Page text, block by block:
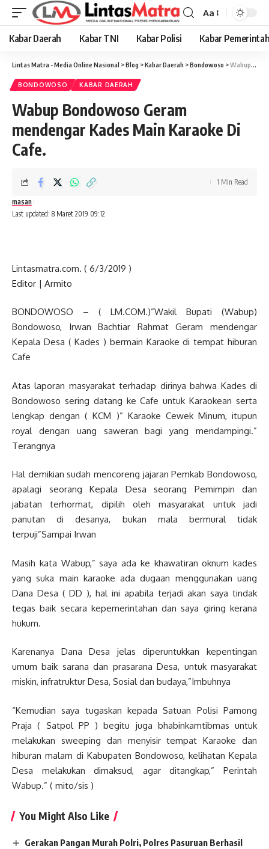
Font
Resizer
Aa
Kabar Daerah Kabar TNI Kabar Polisi Kabar
Lintas Matra - Media Online Nasional >Blog >Kabar Daerah >Bondowoso >Wabup Bondowoso Geram mendengar Kades Main Karaoke Di Cafe.
BONDOWOSO KABAR DAERAH
Wabup Bondowoso Geram
mendengar Kades Main Karaoke Di
Cafe.
Last updated: 8 Maret 2019 09:12
masan
1 Min Read
Lintasmatra.com. ( 6/3/2019 )
Editor | Armito
BONDOWOSO – ( LM.COM.)”Wakil Bupati (Wabup)
Bondowoso, Irwan Bachtiar Rahmat Geram mendengar
Kepala Desa ( Kades ) bermain Karaoke di tempat hiburan
Cafe
Atas laporan masyarakat terhadap dirinya bahwa Kades di
Bondowoso sering datang ke Cafe untuk Karaokean serta
lengkap dengan ( KCM )” Karaoke Cewek Minum, itupun
royal dengan uang saweran bagi yang mendampingi.”
Terangnya
Hal demikian sudah mencoreng jajaran Pemkab Bondowoso,
apalagi seorang Kepala Desa seorang Pemimpin dan
jabatan terhormat, dipilih oleh masyarakat untuk jadi
panutan di desanya, bukan mala bermural tidak
terpuji”Sampai Irwan
Masih kata Wabup,” saya ada ke khawatiran oknum kades
yang suka main karaoke ada dugaan menggunakan uang
Dana Desa ( DD ), hal ini apabila terjadi akan saya tindak
tegas baik secara kepemerintahan dan saya giring kerana
hukum.
Karenanya Dana Desa jelas diperuntukkan kepentingan
umum baik sarana dan prasarana Desa, untuk masyarakat
miskin, infratruktur Desa, Sosial dan budaya,”Imbuhnya
“Kemudian saya tugaskan kepada Satuan Polisi Pamong
Praja ( Satpol PP ) begitu juga bhabinkamtibmas untuk
melakukan sweeping dan menyisir tempat Karaoke dan
hiburan malam di Kabupaten Bondowoso, kelihatan Kepala
Desa melakukan dimaksud, agar ditangkap,” Perintah
Wabup.” ( mito/sis )
You Might Also Like
Gerakan Pangan Murah Polri, Polres Pasuruan Berhasil